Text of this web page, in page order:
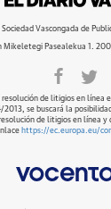
Vascongada de
Mikeletegi Pasealekua 1.
resolución de litigios en línea
2013, se buscará la
de litigios en línea y
https://ec.europa.eu/